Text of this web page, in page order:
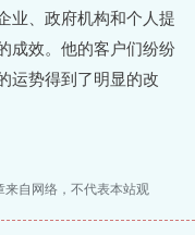
业、政府机构和个人提
成效。他的客户们纷纷
运势得到了明显的改
自网络，不代表本站观